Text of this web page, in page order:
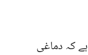
کہ دماغی